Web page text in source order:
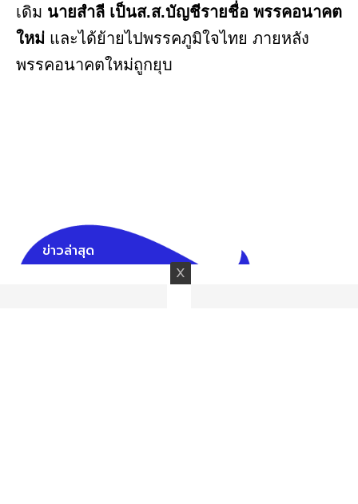
เดิม นายสำลี เป็นส.ส.บัญชีรายชื่อ พรรคอนาคต
ใหม่ และได้ย้ายไปพรรคภูมิใจไทย ภายหลัง
พรรคอนาคตใหม่ถูกยุบ
ข่าวล่าสุด